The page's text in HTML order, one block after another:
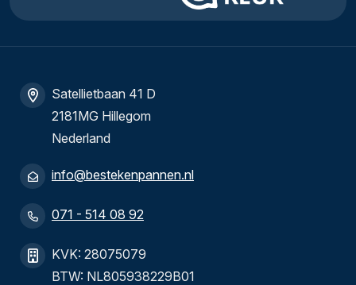
Satellietbaan 41 D
2181MG Hillegom
Nederland
info@bestekenpannen.nl
071 - 514 08 92
KVK: 28075079
BTW: NL805938229B01